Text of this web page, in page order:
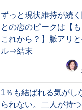
ずっと現状維持が続
との恋のピークは【
これから？】脈アリ
ル⇒結末
1％も結ばれる気が
られない。二人が持